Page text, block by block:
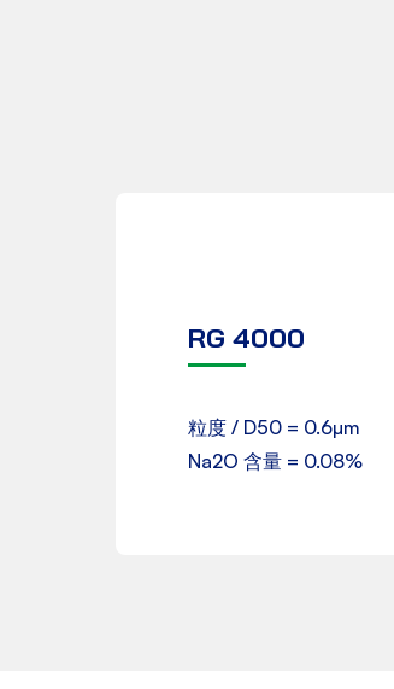
RG 4000
粒度 / D50 = 0.6µm
Na2O 含量 = 0.08%
产品数据表
下载